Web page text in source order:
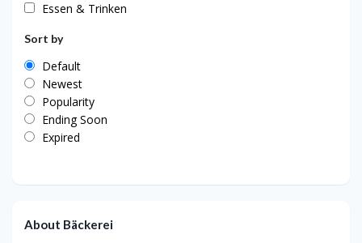
Essen & Trinken
Sort by
Default
Newest
Popularity
Ending Soon
Expired
About Bäckerei